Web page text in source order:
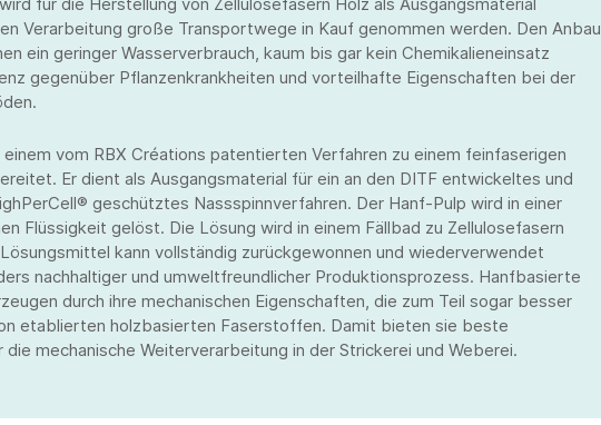
Verarbeitung große Transportwege in Kauf genommen werden. Den Anbau
ein geringer Wasserverbrauch, kaum bis gar kein Chemikalieneinsatz
gegenüber Pflanzenkrankheiten und vorteilhafte Eigenschaften bei der
vom RBX Créations patentierten Verfahren zu einem feinfaserigen
Er dient als Ausgangsmaterial für ein an den DITF entwickeltes und
geschütztes Nassspinnverfahren. Der Hanf-Pulp wird in einer
Flüssigkeit gelöst. Die Lösung wird in einem Fällbad zu Zellulosefasern
kann vollständig zurückgewonnen und wiederverwendet
nachhaltiger und umweltfreundlicher Produktionsprozess. Hanfbasierte
durch ihre mechanischen Eigenschaften, die zum Teil sogar besser
etablierten holzbasierten Faserstoffen. Damit bieten sie beste
die mechanische Weiterverarbeitung in der Strickerei und Weberei.